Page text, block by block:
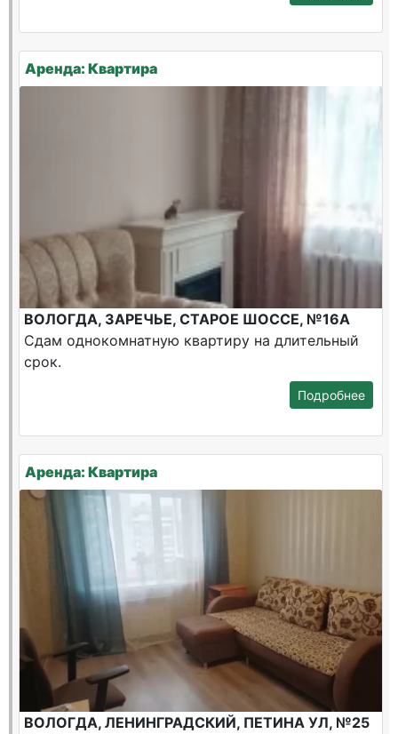
Аренда: Квартира
ВОЛОГДА, ЗАРЕЧЬЕ, СТАРОЕ ШОССЕ, №16А
Сдам однокомнатную квартиру на длительный
срок.
Подробнее
Аренда: Квартира
ВОЛОГДА, ЛЕНИНГРАДСКИЙ, ПЕТИНА УЛ, №25